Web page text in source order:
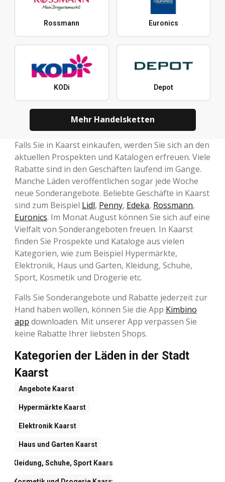
Rossmann Euronics
KODi Depot
Mehr Handelsketten
Falls Sie in Kaarst einkaufen, werden Sie sich an den
aktuellen Prospekten und Katalogen erfreuen. Viele
Rabatte sind in den Geschäften laufend im Gange.
Manche Läden veröffentlichen sogar jede Woche
neue Sonderangebote. Beliebte Geschäfte in Kaarst
sind zum Beispiel Lidl, Penny, Edeka, Rossmann,
Euronics. Im Monat August können Sie sich auf eine
Vielfalt von Sonderangeboten freuen. In Kaarst
finden Sie Prospekte und Kataloge aus vielen
Kategorien, wie zum Beispiel Hypermärkte,
Elektronik, Haus und Garten, Kleidung, Schuhe,
Sport, Kosmetik und Drogerie etc.
Falls Sie Sonderangebote und Rabatte jederzeit zur
Hand haben wollen, können Sie die App Kimbino
app downloaden. Mit unserer App verpassen Sie
keine Rabatte Ihrer liebsten Shops.
Kategorien der Läden in der Stadt
Kaarst
Angebote Kaarst
Hypermärkte Kaarst
Elektronik Kaarst
Haus und Garten Kaarst
Kleidung, Schuhe, SportKaarst